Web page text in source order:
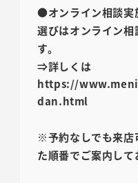
●オンライン相談実
選びはオンライン相
⇒詳しくは
https://
dan.html
※予約なしでも来店
た順番でご案内して